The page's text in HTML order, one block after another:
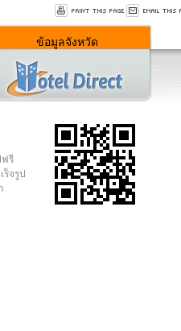
ข้อมูลจังหวัด
ฟรี
ร็จรูป